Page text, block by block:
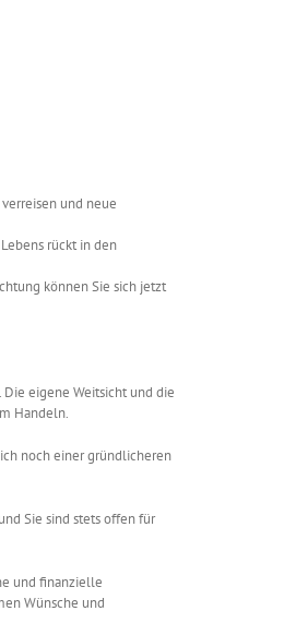
und neue
rückt in den
können Sie sich jetzt
eigene Weitsicht und die
Handeln.
noch einer gründlicheren
Sie sind stets offen für
und finanzielle
Wünsche und